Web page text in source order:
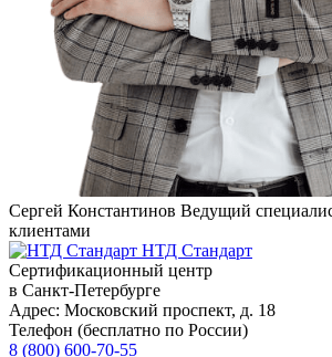
Сергей Константинов Ведущий
клиентами
НТД Стандарт
Сертификационный центр
в Санкт-Петербурге
Адрес: Московский проспект, д. 18
Телефон (бесплатно по России)
8 (800) 600-70-55